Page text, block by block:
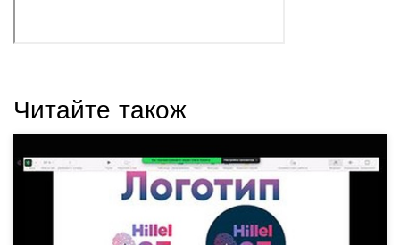
Читайте також